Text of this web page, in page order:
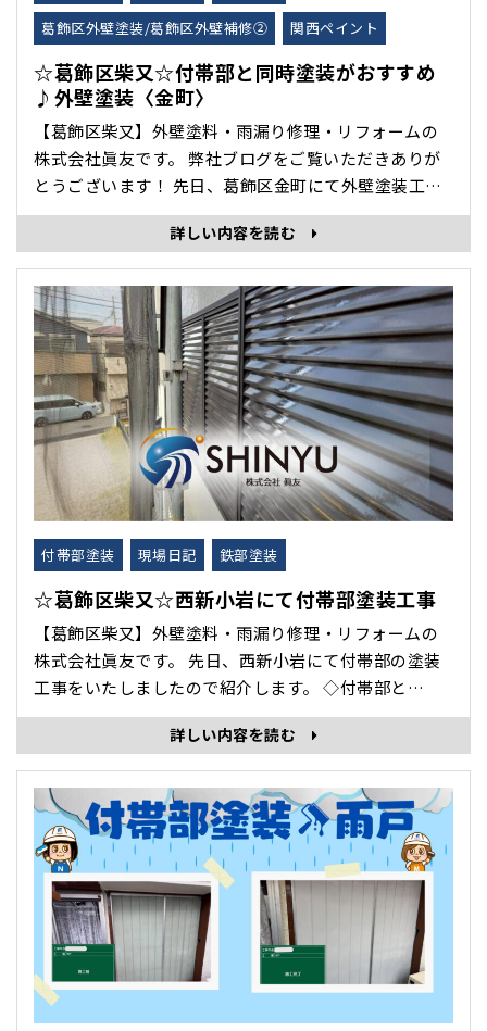
葛飾区外壁塗装/葛飾区外壁補修②
関西ペイント
☆葛飾区柴又☆付帯部と同時塗装がおすすめ
♪外壁塗装〈金町〉
【葛飾区柴又】外壁塗料・雨漏り修理・リフォームの
株式会社眞友です。 弊社ブログをご覧いただきありが
とうございます！ 先日、葛飾区金町にて外壁塗装工事
をいたしましたので紹介します🏠 外壁塗装を行う際
は、外壁だけでなく 付帯部も一緒に塗装するのがお
すすめ✨ 付帯部とは、雨樋・破風板・軒天・雨戸・水
切り･･･
詳しい内容を読む
付帯部塗装 現場日記 鉄部塗装
☆葛飾区柴又☆西新小岩にて付帯部塗装工事
【葛飾区柴又】外壁塗料・雨漏り修理・リフォームの
株式会社眞友です。 先日、西新小岩にて付帯部の塗装
工事をいたしましたので紹介します。 ◇付帯部と
は…？◇ 雨どいや破風板、軒天、シャッターボックス
など、外壁や屋根以外の細かい部分のこと 外壁や屋
根に比べると、目立たない部分なのでメンテナンスを
見落としてしまうケースが多い･･･
詳しい内容を読む